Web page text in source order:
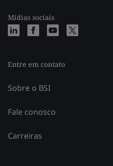
Mídias sociais
Entre em contato
Sobre o BSI
Fale conosco
Carreiras